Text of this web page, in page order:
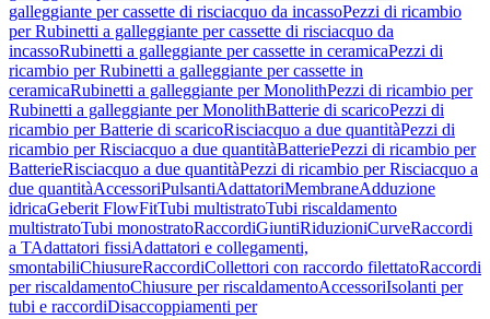
galleggiante per cassette di risciacquo da incassoPezzi di ricambio
per Rubinetti a galleggiante per cassette di risciacquo da
incassoRubinetti a galleggiante per cassette in ceramicaPezzi di
ricambio per Rubinetti a galleggiante per cassette in
ceramicaRubinetti a galleggiante per MonolithPezzi di ricambio per
Rubinetti a galleggiante per MonolithBatterie di scaricoPezzi di
ricambio per Batterie di scaricoRisciacquo a due quantitàPezzi di
ricambio per Risciacquo a due quantitàBatteriePezzi di ricambio per
BatterieRisciacquo a due quantitàPezzi di ricambio per Risciacquo a
due quantitàAccessoriPulsantiAdattatoriMembraneAdduzione
idricaGeberit FlowFitTubi multistratoTubi riscaldamento
multistratoTubi monostratoRaccordiGiuntiRiduzioniCurveRaccordi
a TAdattatori fissiAdattatori e collegamenti,
smontabiliChiusureRaccordiCollettori con raccordo filettatoRaccordi
per riscaldamentoChiusure per riscaldamentoAccessoriIsolanti per
tubi e raccordiDisaccoppiamenti per